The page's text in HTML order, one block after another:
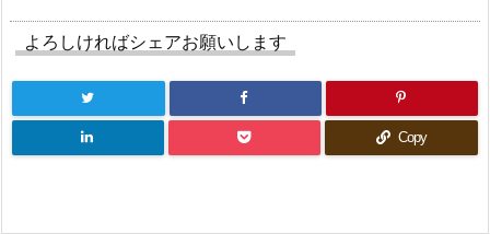
よろしければシェアお願いします
Copy